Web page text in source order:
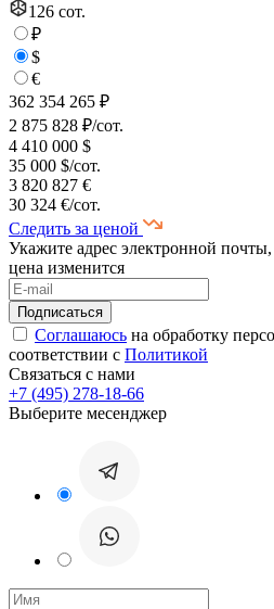
126 сот.
₽
$
€
362 354 265 ₽
2 875 828 ₽/сот.
4 410 000 $
35 000 $/сот.
3 820 827 €
30 324 €/сот.
Следить за ценой
Укажите адрес электронной
цена изменится
Соглашаюсь на обработку
соответствии с Политикой
Связаться с нами
+7 (495) 278-18-66
Выберите месенджер